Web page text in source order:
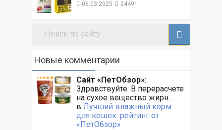
06.03.2025 24491
Поиск:
Новые комментарии
Сайт «ПетОбзор»:
Здравствуйте. В перерасчете
на сухое вещество жирн...
в Лучший влажный корм
для кошек: рейтинг от
«ПетОбзор»